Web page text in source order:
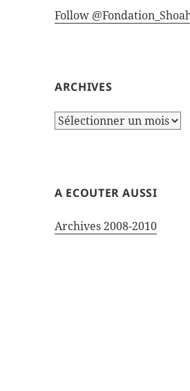
Follow
ARCHIVES
Archives
A ECOUTER AUSSI
Archives 2008-2010